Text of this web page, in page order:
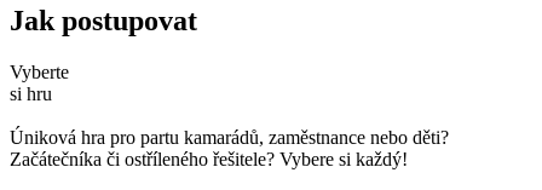
Jak postupovat
Vyberte
si hru
Úniková hra pro partu kamarádů, zaměstnance nebo děti?
Začátečníka či ostříleného řešitele? Vybere si každý!